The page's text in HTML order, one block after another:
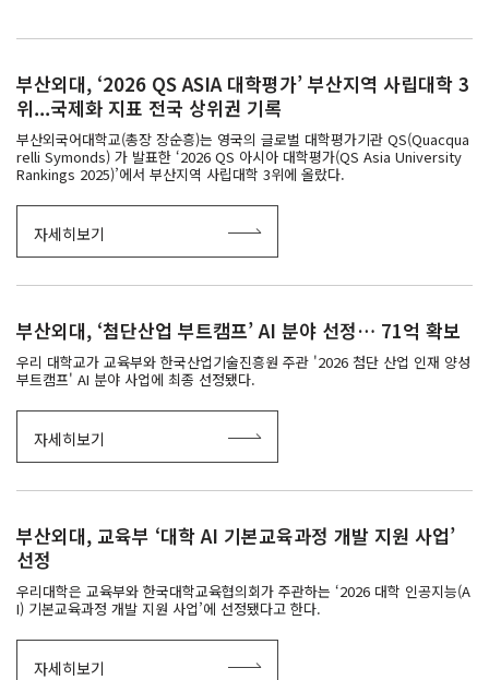
부산외대, ‘2026 QS ASIA 대학평가’ 부산지역 사립대학 3
위...국제화 지표 전국 상위권 기록
부산외국어대학교(총장 장순흥)는 영국의 글로벌 대학평가기관 QS(Quacqua
relli Symonds) 가 발표한 ‘2026 QS 아시아 대학평가(QS Asia University
Rankings 2025)’에서 부산지역 사립대학 3위에 올랐다.
자세히보기
부산외대, ‘첨단산업 부트캠프’ AI 분야 선정… 71억 확보
우리 대학교가 교육부와 한국산업기술진흥원 주관 '2026 첨단 산업 인재 양성
부트캠프' AI 분야 사업에 최종 선정됐다.
자세히보기
부산외대, 교육부 ‘대학 AI 기본교육과정 개발 지원 사업’
선정
우리대학은 교육부와 한국대학교육협의회가 주관하는 ‘2026 대학 인공지능(A
I) 기본교육과정 개발 지원 사업’에 선정됐다고 한다.
자세히보기